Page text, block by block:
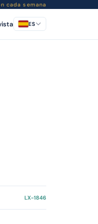
cada semana
ES
LX-1846